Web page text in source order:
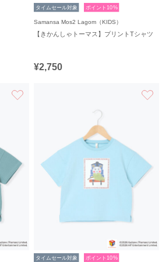
タイムセール対象 ポイント10%
Samansa Mos2 Lagom（KIDS）
【きかんしゃトーマス】プリントTシャツ
¥2,750
タイムセール対象 ポイント10%